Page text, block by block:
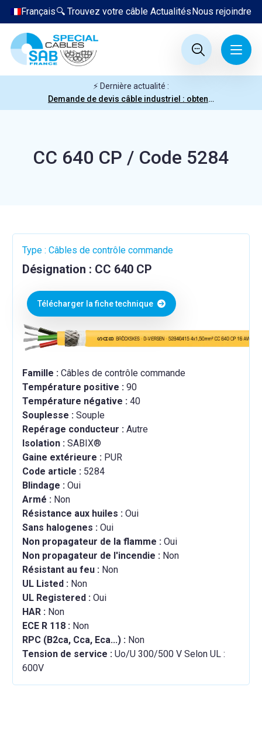
Nous rejoindre
Actualités
🔍 Trouvez votre câble
Français
⚡ Dernière actualité :
Demande de devis câble industriel : obtenez votre prix en quelques clics
CC 640 CP / Code 5284
Type : Câbles de contrôle commande
Désignation : CC 640 CP
Télécharger la fiche technique
Famille : Câbles de contrôle commande
Température positive : 90
Température négative : 40
Souplesse : Souple
Repérage conducteur : Autre
Isolation : SABIX®
Gaine extérieure : PUR
Code article : 5284
Blindage : Oui
Armé : Non
Résistance aux huiles : Oui
Sans halogenes : Oui
Non propagateur de la flamme : Oui
Non propagateur de l'incendie : Non
Résistant au feu : Non
UL Listed : Non
UL Registered : Oui
HAR : Non
ECE R 118 : Non
RPC (B2ca, Cca, Eca...) : Non
Tension de service : Uo/U 300/500 V Selon UL :
600V